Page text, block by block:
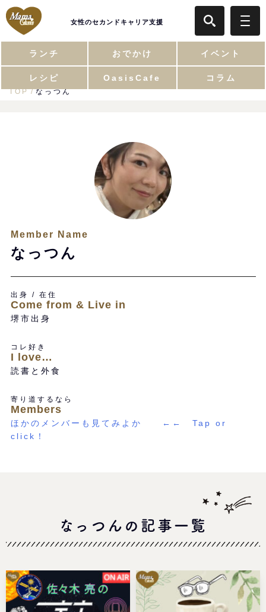
女性のセカンドキャリア支援
ランチ おでかけ イベント
レシピ OasisCafe コラム
TOP なっつん
Member Name
なっつん
出身 / 在住
Come from & Live in
堺市出身
コレ好き
I love…
読書と外食
寄り道するなら
Members
ほかのメンバーも見てみよか ←← Tap or
click！
なっつんの記事一覧